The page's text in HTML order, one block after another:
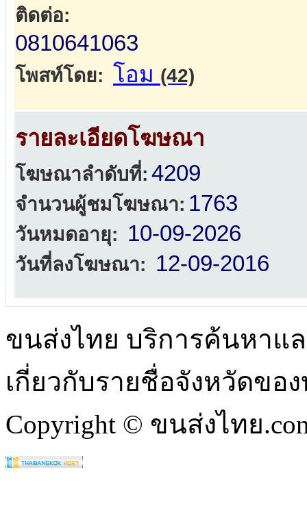
ติดต่อ:
0810641063
โพสท์โดย: โอม (42)
รายละเอียดโฆษณา
โฆษณาลำดับที่: 4209
จำนวนผู้ชมโฆษณา: 1763
วันหมดอายุ: 10-09-2026
วันที่ลงโฆษณา: 12-09-2016
ขนส่งไทย บริการค้นหาแ
เกี่ยวกับรายชื่อจังหวัดขอ
Copyright © ขนส่งไทย